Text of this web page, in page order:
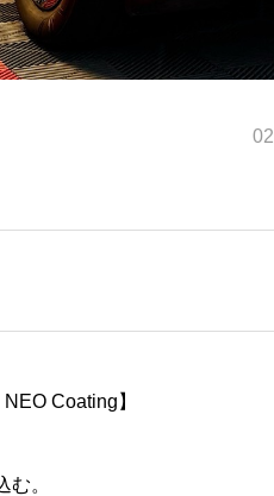
02
Coating】
。